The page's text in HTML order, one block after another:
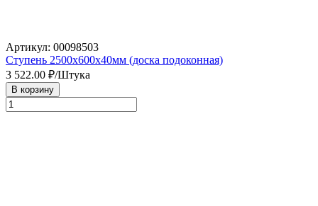
Артикул: 00098503
Ступень 2500х600х40мм (доска подоконная)
3 522.00 ₽/Штука
В корзину